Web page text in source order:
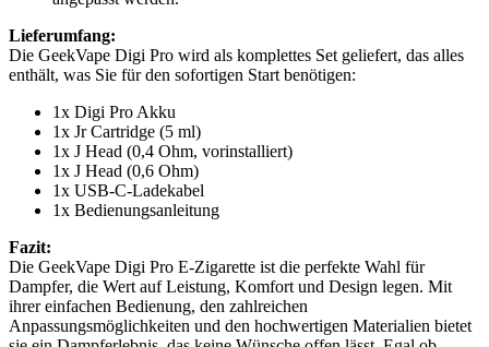
Lieferumfang:
Die GeekVape Digi Pro wird als komplettes Set geliefert, das alles
enthält, was Sie für den sofortigen Start benötigen:
1x Digi Pro Akku
1x Jr Cartridge (5 ml)
1x J Head (0,4 Ohm, vorinstalliert)
1x J Head (0,6 Ohm)
1x USB-C-Ladekabel
1x Bedienungsanleitung
Fazit:
Die GeekVape Digi Pro E-Zigarette ist die perfekte Wahl für
Dampfer, die Wert auf Leistung, Komfort und Design legen. Mit
ihrer einfachen Bedienung, den zahlreichen
Anpassungsmöglichkeiten und den hochwertigen Materialien bietet